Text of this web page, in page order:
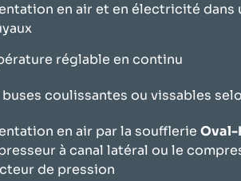
en air et en électricité dans
réglable en continu
buses coulissantes ou vissables
en air par la soufflerie Oval-
à canal latéral ou le
de pression